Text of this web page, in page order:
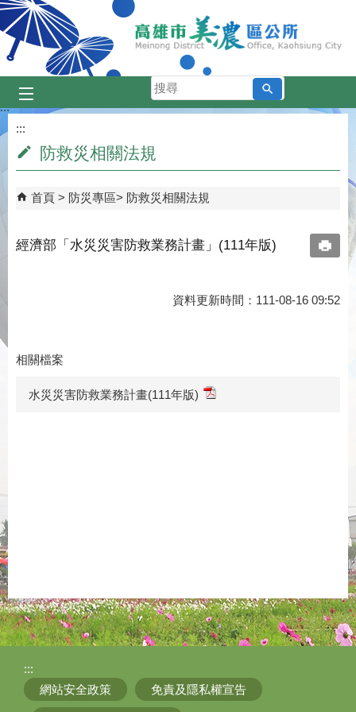
跳到主要內容區塊
搜
尋
:::
:::
防救災相關法規
首頁 防災專區 防救災相關法規
經濟部「水災災害防救業務計畫」(111年版)
資料更新時間：111-08-16 09:52
相關檔案
水災災害防救業務計畫(111年版)
:::
網站安全政策
免責及隱私權宣告